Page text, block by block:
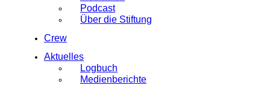
Podcast
Über die Stiftung
Crew
Aktuelles
Logbuch
Medienberichte